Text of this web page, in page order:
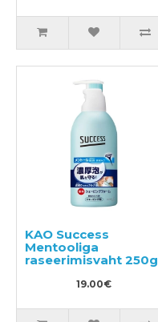
KAO Success
Mentooliga
raseerimisvaht 250g
19.00€